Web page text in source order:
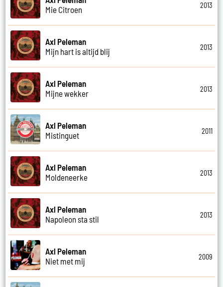
Mie Citroen
2013
Axl Peleman
Mijn hart is altijd blij
2013
Axl Peleman
Mijne wekker
2013
Axl Peleman
Mistinguet
2011
Axl Peleman
Moldeneerke
2013
Axl Peleman
Napoleon sta stil
2013
Axl Peleman
Niet met mij
2009